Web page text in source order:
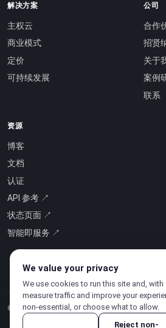
解决方案
主权云
商业模式
定价
可持续发展
公司
合作
招贤
关于
案例
联系
资源
博客
文档
认证
API 参考 ↗
状态页面 ↗
智能即服务 ↗
© 2026 CloudSigma Holding AG.版权所有.
We value your privacy
We use cookies to run this site and, with
measure traffic and improve your
non-essential, or choose what to allow.
Reject non-